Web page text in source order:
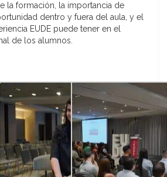
la formación, la importancia de
dentro y fuera del aula, y el
EUDE puede tener en el
de los alumnos.